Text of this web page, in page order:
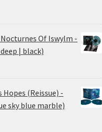
Nocturnes Of Iswylm -
| black)
€
Hopes (Reissue) -
sky blue marble)